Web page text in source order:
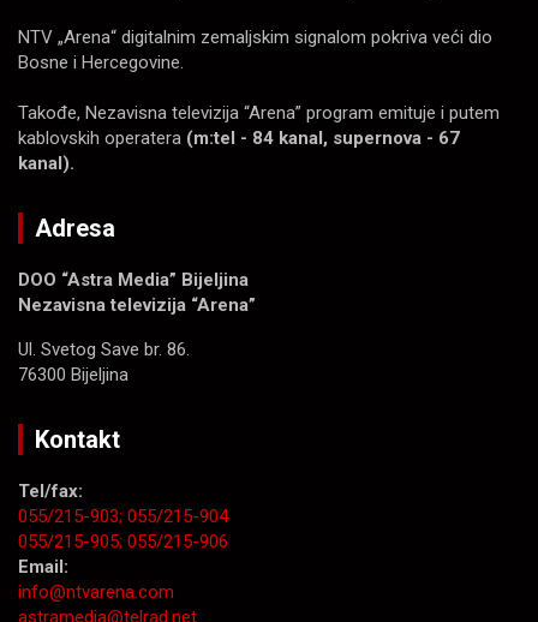
NTV „Arena“ digitalnim zemaljskim signalom pokriva veći dio
Bosne i Hercegovine.
Takođe, Nezavisna televizija “Arena” program emituje i putem
kablovskih operatera (m:tel - 84 kanal, supernova - 67
kanal).
Adresa
DOO “Astra Media” Bijeljina
Nezavisna televizija “Arena”
Ul. Svetog Save br. 86.
76300 Bijeljina
Kontakt
Tel/fax:
055/215-903; 055/215-904
055/215-905; 055/215-906
Email:
info@ntvarena.com
astramedia@telrad.net